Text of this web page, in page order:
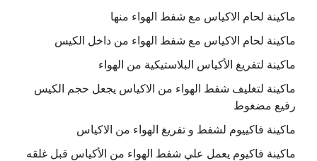
ماكينة لحام الاكياس مع شفط الهواء منها
ماكينة لحام الاكياس مع شفط الهواء من داخل الكيس
ماكينة لتفريغ الأكياس البلاستيكية من الهواء
ماكينة لتغليف شفط الهواء من الاكياس يجعل حجم الكيس
رفيع مضغوط
ماكينة فاكييوم لشفط و تفريغ الهواء من الاكياس
ماكينة فاكيوم يعمل علي شفط الهواء من الأكياس قبل غلقه